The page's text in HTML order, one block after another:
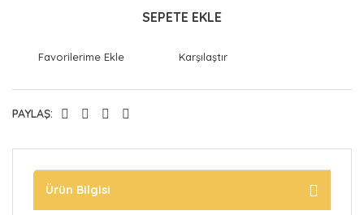
SEPETE EKLE
Karşılaştır
PAYLAŞ:
Ürün Bilgisi